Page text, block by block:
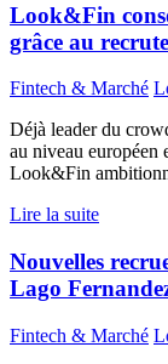
Look&Fin
grâce au
Fintech & Marché
Déjà leader du
au niveau européen
Look&Fin
Lire la suite
Nouvelles
Lago
Fintech & Marché